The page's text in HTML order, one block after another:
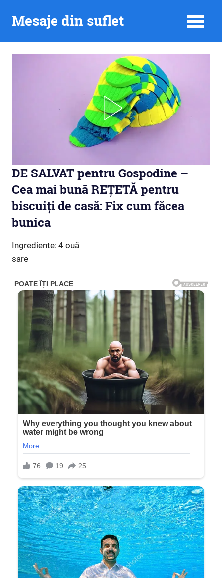
Mesaje din suflet
DE SALVAT pentru Gospodine –
Cea mai bună REȚETĂ pentru
biscuiți de casă: Fix cum făcea
bunica
Ingrediente: 4 ouă
sare